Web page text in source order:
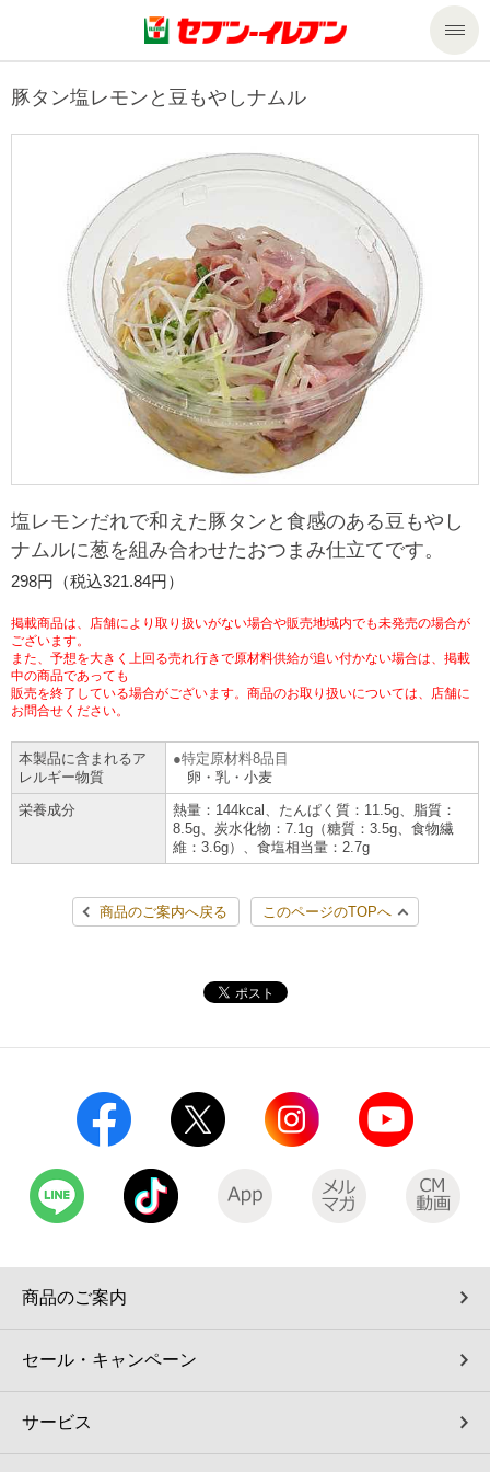
商品のご案内
今週の新商品
来週の新商品
商品カテゴリ一覧
セブンプレミアム
食の安全・安心への取組み
ギフト
プリペイドカード・金券
ニンテンドー・ダウンロードカード
サービストップ
nanacoトップ
マルチコピー機でできること
マルチコピー機でできることトップ
コピー
プリント
スキャン
ファクス
チケット
宅配便
切手・はがき・印紙
セブン銀行ATM
ご利用可能なお支払い方法
各種料金のお支払い
自転車シェアリング（店舗限定）
モバイルバッテリーシェアリング（店舗限定）
チケットサービス
セブンチケット
チケットぴあ
イープラス
CNプレイガイド
セブン‐イレブンでお受取り
タワーレコード
セブンネットショッピング
停電時のサービス停止のお知らせ
企業情報
企業情報トップ
ニュースリリース
企業理念
会社概要
貸借対照表・損益計算書
沿革
国内店舗数
セブン-イレブンの歴史
私たちの取組み
サステナビリティ
サステナビリティトップ
セブン＆アイ・ホールディングスの重点課題
サステナビリティ活動基本方針
サステナビリティ推進体制
GREEN CHALLENGE 2050
4VISIONS
サステナビリティニュース
サステナビリティレポート
加盟店オーナー募集 物件募集・購入
店舗検索
ネットショッピング
お問い合わせ
Language
English (Corporate)
English (Services)
한국어(서비스)
豚タン塩レモンと豆もやしナムル
塩レモンだれで和えた豚タンと食感のある豆もやし
ナムルに葱を組み合わせたおつまみ仕立てです。
298円（税込321.84円）
掲載商品は、店舗により取り扱いがない場合や販売地域内でも未発売の場合が
ございます。
また、予想を大きく上回る売れ行きで原材料供給が追い付かない場合は、掲載
中の商品であっても
販売を終了している場合がございます。商品のお取り扱いについては、店舗に
お問合せください。
本製品に含まれるア
レルギー物質
特定原材料8品目
卵・乳・小麦
栄養成分
熱量：144kcal、たんぱく質：11.5g、脂質：
8.5g、炭水化物：7.1g（糖質：3.5g、食物繊
維：3.6g）、食塩相当量：2.7g
商品のご案内へ戻る このページのTOPへ
商品のご案内
セール・キャンペーン
サービス